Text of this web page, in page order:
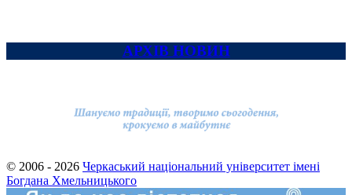
АРХІВ НОВИН
© 2006 - 2026 Черкаський національний університет імені
Богдана Хмельницького